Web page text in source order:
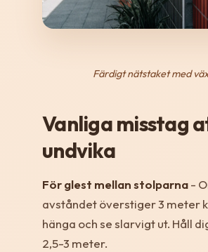
Färdigt nätstaket med
Vanliga misstag
undvika
För glest mellan stolparna-
avståndet överstiger 3 meter
hänga och se slarvigt ut. Håll
2,5-3 meter.